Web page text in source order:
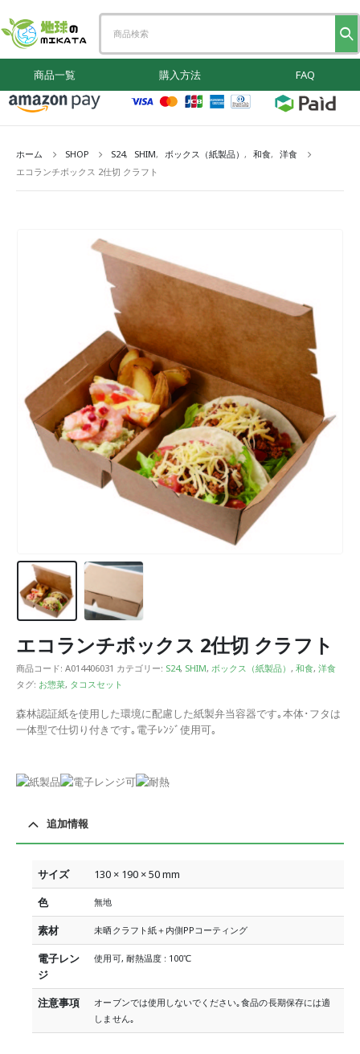
商品一覧 購入方法 FAQ
ホーム SHOP S24, SHIM, ボックス（紙製品） , 和食, 洋食
エコランチボックス 2仕切 クラフト
エコランチボックス 2仕切 クラフト
商品コード: A014406031 カテゴリー: S24, SHIM, ボックス（紙製品） , 和食, 洋食
タグ: お惣菜, タコスセット
森林認証紙を使用した環境に配慮した紙製弁当容器です｡本体･フタは
一体型で仕切り付きです｡電子ﾚﾝｼﾞ使用可｡
追加情報
サイズ
130 × 190 × 50 mm
色
無地
素材 未晒クラフト紙＋内側PPコーティング
電子レン
ジ
使用可, 耐熱温度 : 100℃
注意事項
オーブンでは使用しないでください｡食品の長期保存には適
しません｡